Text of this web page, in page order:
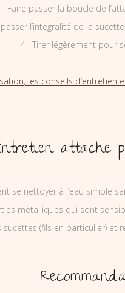
: Faire passer la boucle de
l’intégralité de la
4 : Tirer légèrement pour
les conseils
attache
se nettoyer à l’eau simple
métalliques qui sont
(fils en particulier)